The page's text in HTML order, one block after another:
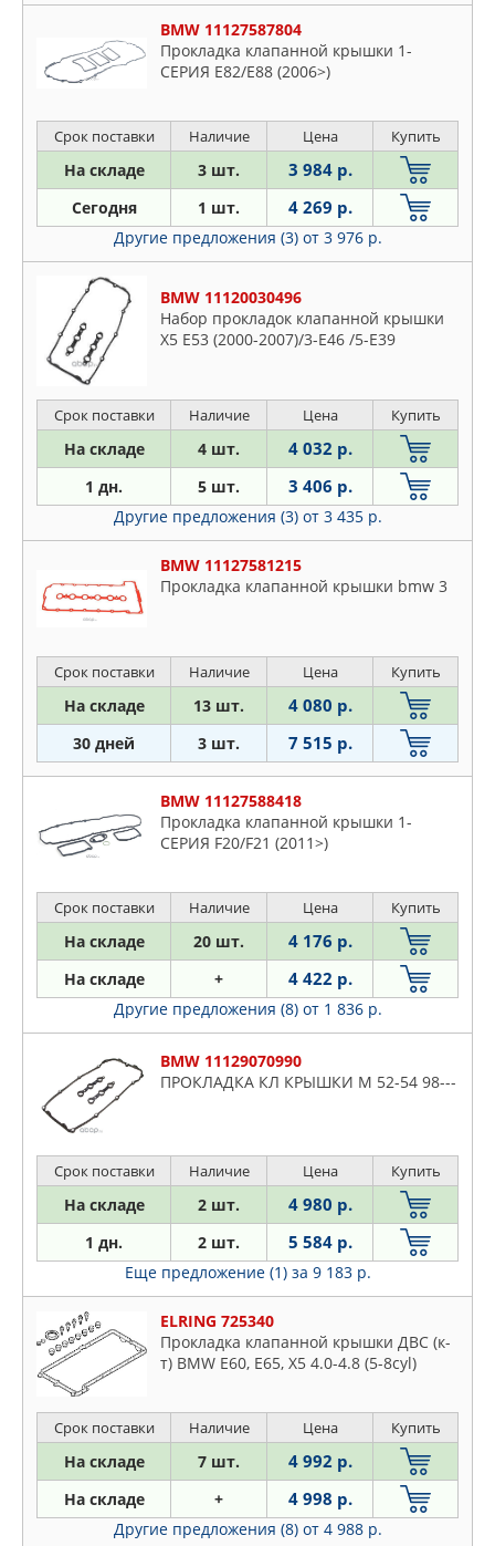
BMW 11127587804
Прокладка клапанной крышки 1-
СЕРИЯ E82/E88 (2006>)
Срок поставки Наличие Цена Купить
На складе 3 шт. 3 984 р.
Сегодня 1 шт. 4 269 р.
Другие предложения (3) от 3 976 р.
BMW 11120030496
Набор прокладок клапанной крышки
X5 E53 (2000-2007)/3-E46 /5-E39
Срок поставки Наличие Цена Купить
На складе 4 шт. 4 032 р.
1 дн. 5 шт. 3 406 р.
Другие предложения (3) от 3 435 р.
BMW 11127581215
Прокладка клапанной крышки bmw 3
Срок поставки Наличие Цена Купить
На складе 13 шт. 4 080 р.
30 дней 3 шт. 7 515 р.
BMW 11127588418
Прокладка клапанной крышки 1-
СЕРИЯ F20/F21 (2011>)
Срок поставки Наличие Цена Купить
На складе 20 шт. 4 176 р.
На складе + 4 422 р.
Другие предложения (8) от 1 836 р.
BMW 11129070990
ПРОКЛАДКА КЛ КРЫШКИ M 52-54 98---
Срок поставки Наличие Цена Купить
На складе 2 шт. 4 980 р.
1 дн. 2 шт. 5 584 р.
Еще предложение (1) за 9 183 р.
ELRING 725340
Прокладка клапанной крышки ДВС (к-
т) BMW E60, E65, X5 4.0-4.8 (5-8cyl)
Срок поставки Наличие Цена Купить
На складе 7 шт. 4 992 р.
На складе + 4 998 р.
Другие предложения (8) от 4 988 р.